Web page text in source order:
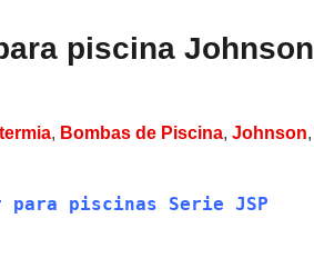
piscina Johnson
, Bombas de Piscina, Johnson,
para piscinas Serie JSP